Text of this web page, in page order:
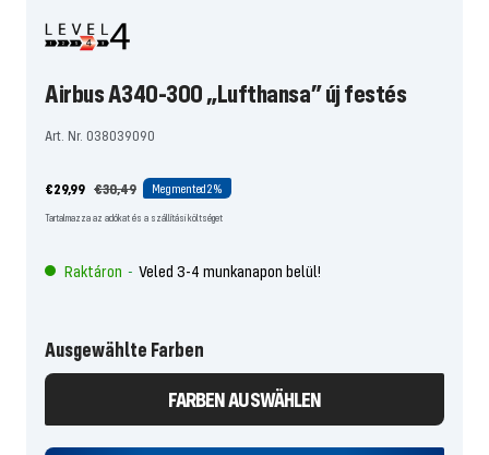
Airbus A340-300 „Lufthansa” új festés
Art. Nr. 038039090
Ajánlati
€29,99 Normál
€30,49 Megmented2%
Tartalmazza az adókat és a szállítási költséget
Raktáron - Veled 3-4 munkanapon belül!
Ausgewählte Farben
FARBEN AUSWÄHLEN